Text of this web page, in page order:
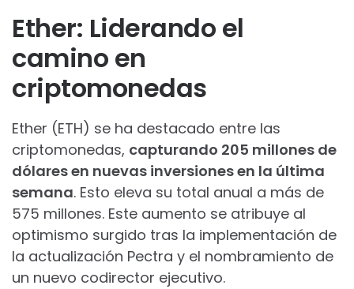
Ether: Liderando el
camino en
criptomonedas
Ether (ETH) se ha destacado entre las
criptomonedas, capturando 205 millones de
dólares en nuevas inversiones en la última
semana. Esto eleva su total anual a más de
575 millones. Este aumento se atribuye al
optimismo surgido tras la implementación de
la actualización Pectra y el nombramiento de
un nuevo codirector ejecutivo.